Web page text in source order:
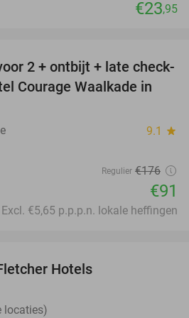
€23,95
48%
2 + ontbijt + late check-
Courage Waalkade in
9.1 star
Regulier €176
€91
Excl. €5,65 p.p.p.n. lokale heffingen
Hotels
locaties)